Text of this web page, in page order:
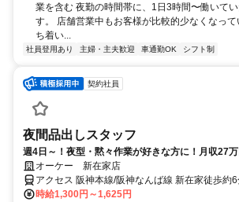
業を含む 夜勤の時間帯に、1日3時間〜働いて
す。 店舗営業中もお客様が比較的少なくなっ
ち着い...
社員登用あり 主婦・主夫歓迎 車通勤OK シフト制
契約社員
夜間品出しスタッフ
週4日～！夜型・黙々作業が好きな方に！月収27
オーケー 新在家店
アクセス 阪神本線/阪神なんば線 新在家徒歩約
六甲道南出口徒歩約14分、阪神本線/阪神なんば
時給1,300円～1,625円